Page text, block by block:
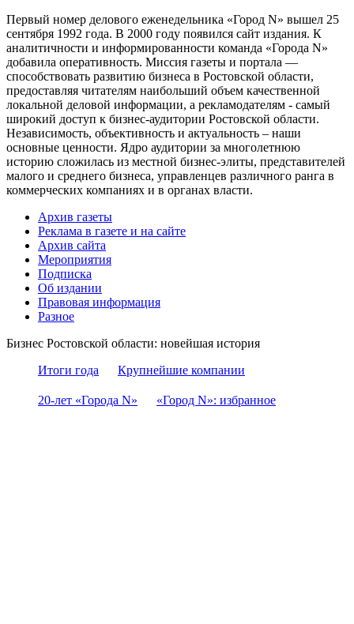
Первый номер делового еженедельника «Город N» вышел 25
сентября 1992 года. В 2000 году появился сайт издания. К
аналитичности и информированности команда «Города N»
добавила оперативность. Миссия газеты и портала —
способствовать развитию бизнеса в Ростовской области,
предоставляя читателям наибольший объем качественной
локальной деловой информации, а рекламодателям - самый
широкий доступ к бизнес-аудитории Ростовской области.
Независимость, объективность и актуальность – наши
основные ценности. Ядро аудитории за многолетнюю
историю сложилась из местной бизнес-элиты, представителей
малого и среднего бизнеса, управленцев различного ранга в
коммерческих компаниях и в органах власти.
Архив газеты
Реклама в газете и на сайте
Архив сайта
Мероприятия
Подписка
Об издании
Правовая информация
Разное
Бизнес Ростовской области: новейшая история
Итоги года
Крупнейшие компании
20-лет «Города N» «Город N»: избранное